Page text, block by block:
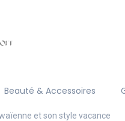
Beauté & Accessoires
et son style vacance